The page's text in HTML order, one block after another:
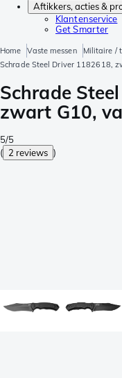
Aftikkers, acties &
Klantenservice
Get Smarter
Home Vaste messen
Militaire /
Schrade Steel Driver 1182618,
Schrade
zwart G10,
5/5
( 2 reviews )